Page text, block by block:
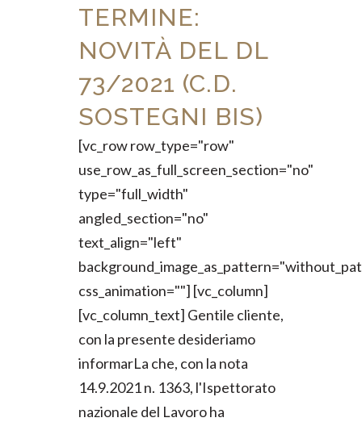
TERMINE:
NOVITÀ DEL DL
73/2021 (C.D.
SOSTEGNI BIS)
[vc_row row_type="row"
use_row_as_full_screen_section="no"
type="full_width"
angled_section="no"
text_align="left"
css_animation=""] [vc_column]
[vc_column_text] Gentile cliente,
con la presente desideriamo
informarLa che, con la nota
14.9.2021 n. 1363, l'Ispettorato
nazionale del Lavoro ha